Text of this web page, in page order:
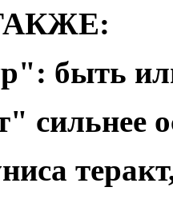
быть
сильнее